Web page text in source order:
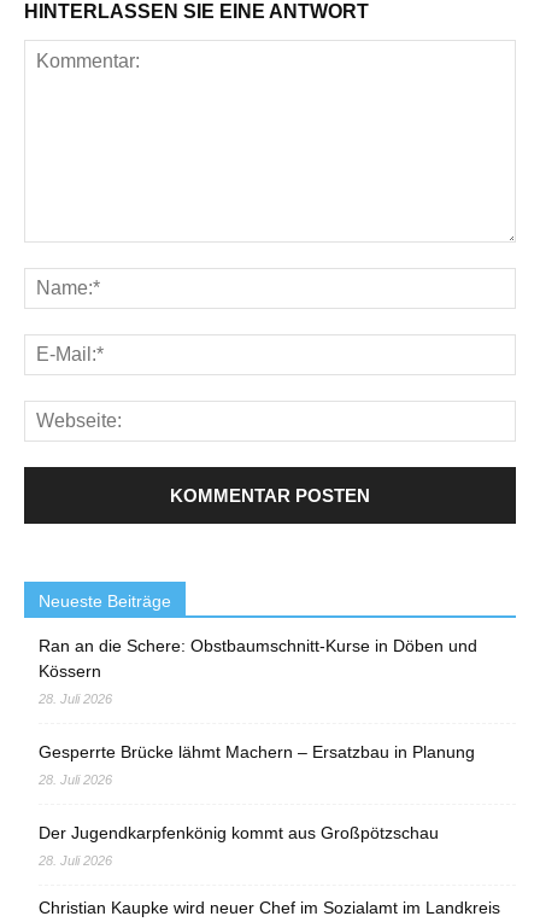
HINTERLASSEN SIE EINE ANTWORT
Neueste Beiträge
Ran an die Schere: Obstbaumschnitt-Kurse in Döben und
Kössern
28. Juli 2026
Gesperrte Brücke lähmt Machern – Ersatzbau in Planung
28. Juli 2026
Der Jugendkarpfenkönig kommt aus Großpötzschau
28. Juli 2026
Christian Kaupke wird neuer Chef im Sozialamt im Landkreis